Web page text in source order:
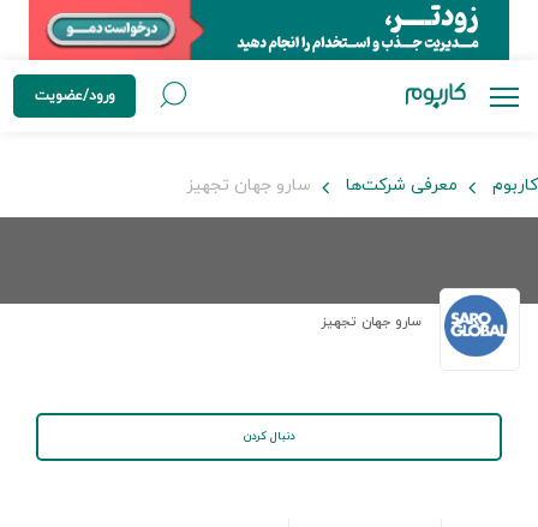
ورود/عضویت
کاربوم معرفی شرکت‌ها سارو جهان تجهیز
سارو جهان تجهیز
دنبال کردن